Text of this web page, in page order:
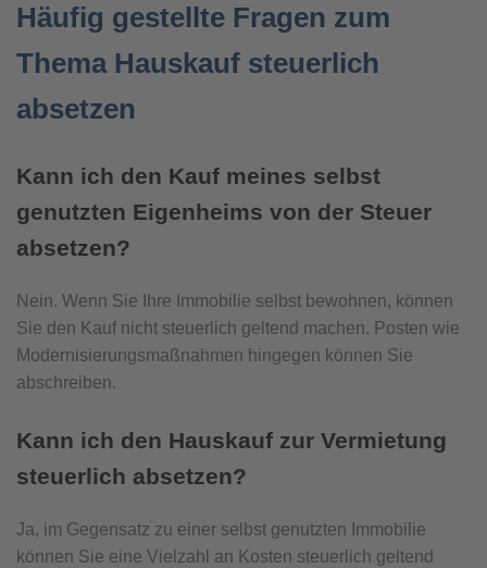
Häufig gestellte Fragen zum
Thema Hauskauf steuerlich
absetzen
Kann ich den Kauf meines selbst
genutzten Eigenheims von der Steuer
absetzen?
Nein. Wenn Sie Ihre Immobilie selbst bewohnen, können
Sie den Kauf nicht steuerlich geltend machen. Posten wie
Modernisierungsmaßnahmen hingegen können Sie
abschreiben.
Kann ich den Hauskauf zur Vermietung
steuerlich absetzen?
Ja, im Gegensatz zu einer selbst genutzten Immobilie
können Sie eine Vielzahl an Kosten steuerlich geltend